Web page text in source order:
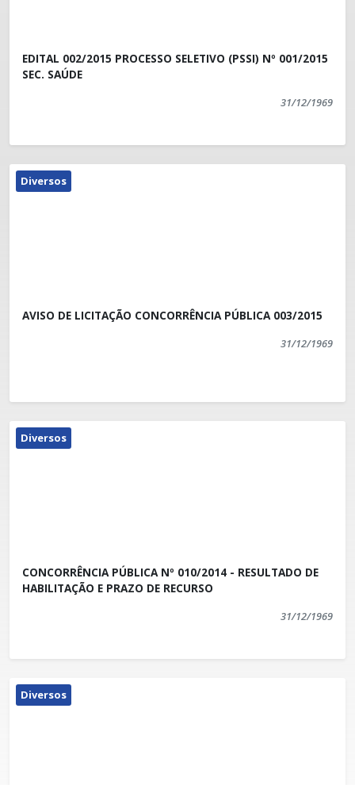
EDITAL 002/2015 PROCESSO SELETIVO (PSSI) Nº 001/2015
SEC. SAÚDE
31/12/1969
Diversos
AVISO DE LICITAÇÃO CONCORRÊNCIA PÚBLICA 003/2015
31/12/1969
Diversos
CONCORRÊNCIA PÚBLICA Nº 010/2014 - RESULTADO DE
HABILITAÇÃO E PRAZO DE RECURSO
31/12/1969
Diversos